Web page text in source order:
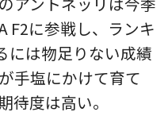
F2に参戦し、ランキ
には物足りない成績
手塩にかけて育て
待度は高い。